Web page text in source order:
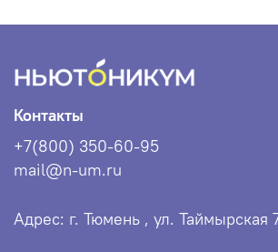
Контакты
+7(800) 350-60-95
mail@n-um.ru
Адрес: г. Тюмень , ул. Таймырская